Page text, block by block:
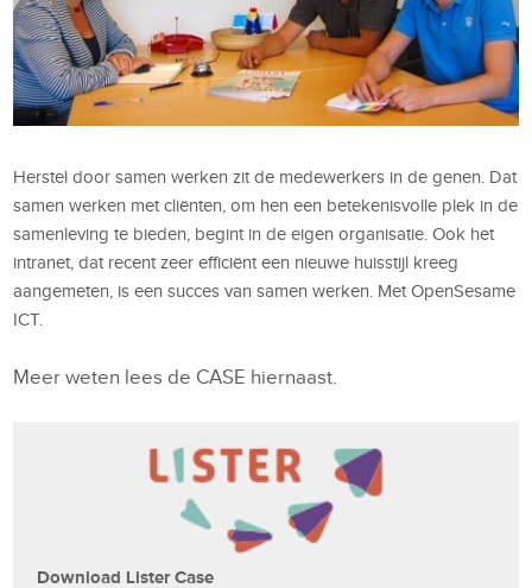
Herstel door samen werken zit de medewerkers in de genen. Dat
samen werken met cliënten, om hen een betekenisvolle plek in de
samenleving te bieden, begint in de eigen organisatie. Ook het
intranet, dat recent zeer efficiënt een nieuwe huisstijl kreeg
aangemeten, is een succes van samen werken. Met OpenSesame
ICT.
Meer weten lees de CASE hiernaast.
Download Lister Case